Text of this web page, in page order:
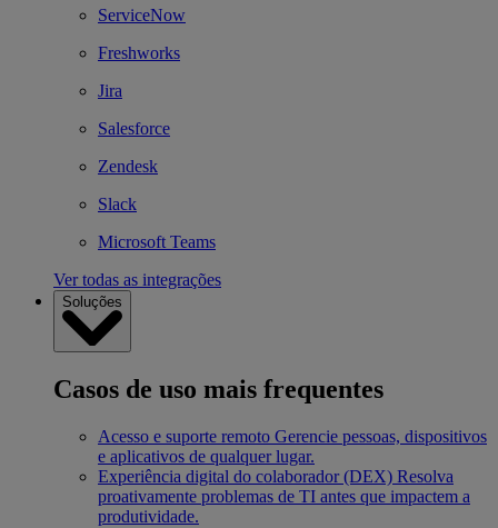
ServiceNow
Freshworks
Jira
Salesforce
Zendesk
Slack
Microsoft Teams
Ver todas as integrações
Soluções
Casos de uso mais frequentes
Acesso e suporte remoto Gerencie pessoas, dispositivos
e aplicativos de qualquer lugar.
Experiência digital do colaborador (DEX) Resolva
proativamente problemas de TI antes que impactem a
produtividade.